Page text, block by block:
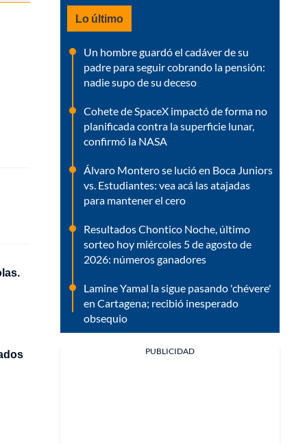
Lo último
Un hombre guardó el cadáver de su
padre para seguir cobrando la pensión:
nadie supo de su deceso
Cohete de SpaceX impactó de forma no
planificada contra la superficie lunar,
confirmó la NASA
Álvaro Montero se lució en Boca Juniors
vs. Estudiantes: vea acá las atajadas
para mantener el cero
Resultados Chontico Noche, último
sorteo hoy miércoles 5 de agosto de
2026: números ganadores
Lamine Yamal la sigue pasando 'chévere'
en Cartagena; recibió inesperado
obsequio
PUBLICIDAD